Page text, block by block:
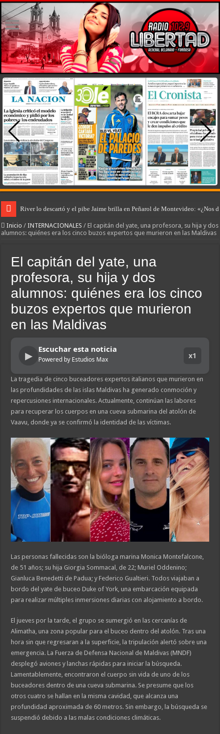
River lo descartó y el pibe Jaime brilla en Peñarol de Montevideo: «¿Nos
Inicio / INTERNACIONALES / El capitán del yate, una profesora, su hija y dos
alumnos: quiénes era los cinco buzos expertos que murieron en las Maldivas
El capitán del yate, una
profesora, su hija y dos
alumnos: quiénes era los cinco
buzos expertos que murieron
en las Maldivas
▶
Escuchar esta noticia
Powered by Estudios Max x1
La tragedia de cinco buceadores expertos italianos que murieron en
las profundidades de las islas Maldivas ha generado conmoción y
repercusiones internacionales. Actualmente, continúan las labores
para recuperar los cuerpos en una cueva submarina del atolón de
Vaavu, donde ya se confirmó la identidad de las víctimas.
Las personas fallecidas son la bióloga marina Monica Montefalcone,
de 51 años; su hija Giorgia Sommacal, de 22; Muriel Oddenino;
Gianluca Benedetti de Padua; y Federico Gualtieri. Todos viajaban a
bordo del yate de buceo Duke of York, una embarcación equipada
para realizar múltiples inmersiones diarias con alojamiento a bordo.
El jueves por la tarde, el grupo se sumergió en las cercanías de
Alimatha, una zona popular para el buceo dentro del atolón. Tras una
hora sin que regresaran a la superficie, la tripulación alertó sobre una
emergencia. La Fuerza de Defensa Nacional de Maldivas (MNDF)
desplegó aviones y lanchas rápidas para iniciar la búsqueda.
Lamentablemente, encontraron el cuerpo sin vida de uno de los
buceadores dentro de una cueva submarina. Se presume que los
otros cuatro se hallan en la misma cavidad, que alcanza una
profundidad aproximada de 60 metros. Sin embargo, la búsqueda se
suspendió debido a las malas condiciones climáticas.